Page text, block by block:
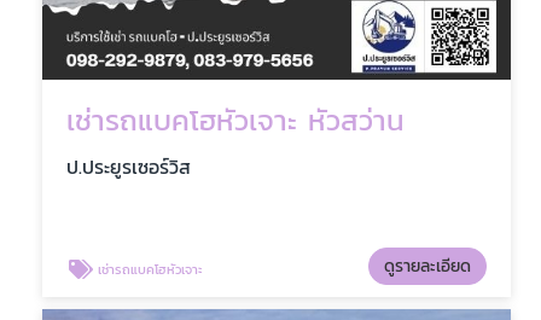
เช่ารถแบคโฮหัวเจาะ หัวสว่าน
ป.ประยูรเซอร์วิส
เช่ารถแบคโฮหัวเจาะ ดูรายละเอียด